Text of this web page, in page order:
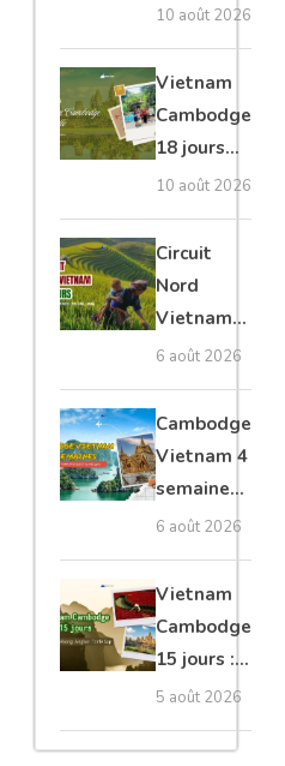
15 jours :
Saigon,
Phu Quoc,
Angkor
zen
10 août 2026
Vietnam
Cambodge
18 jours
famille :
Mékong,
Phu Quoc,
Angkor
10 août 2026
Circuit
Nord
Vietnam
15 jours :
Ha Giang
loop en
moto, Ninh
Binh, Lan
6 août 2026
Cambodge
Vietnam 4
semaines :
Angkor,
Tonkin
secret &
Mékong
6 août 2026
Vietnam
Cambodge
15 jours :
Hanoi,
Mékong,
Angkor,
5 août 2026